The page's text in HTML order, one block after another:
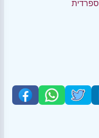
ספרדית